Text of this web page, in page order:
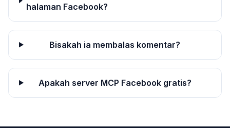
halaman Facebook?
Bisakah ia membalas komentar?
Apakah server MCP Facebook gratis?